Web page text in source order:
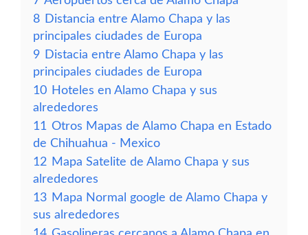
8 Distancia entre Alamo Chapa y las
principales ciudades de Europa
9 Distacia entre Alamo Chapa y las
principales ciudades de Europa
10 Hoteles en Alamo Chapa y sus
alrededores
11 Otros Mapas de Alamo Chapa en Estado
de Chihuahua - Mexico
12 Mapa Satelite de Alamo Chapa y sus
alrededores
13 Mapa Normal google de Alamo Chapa y
sus alrededores